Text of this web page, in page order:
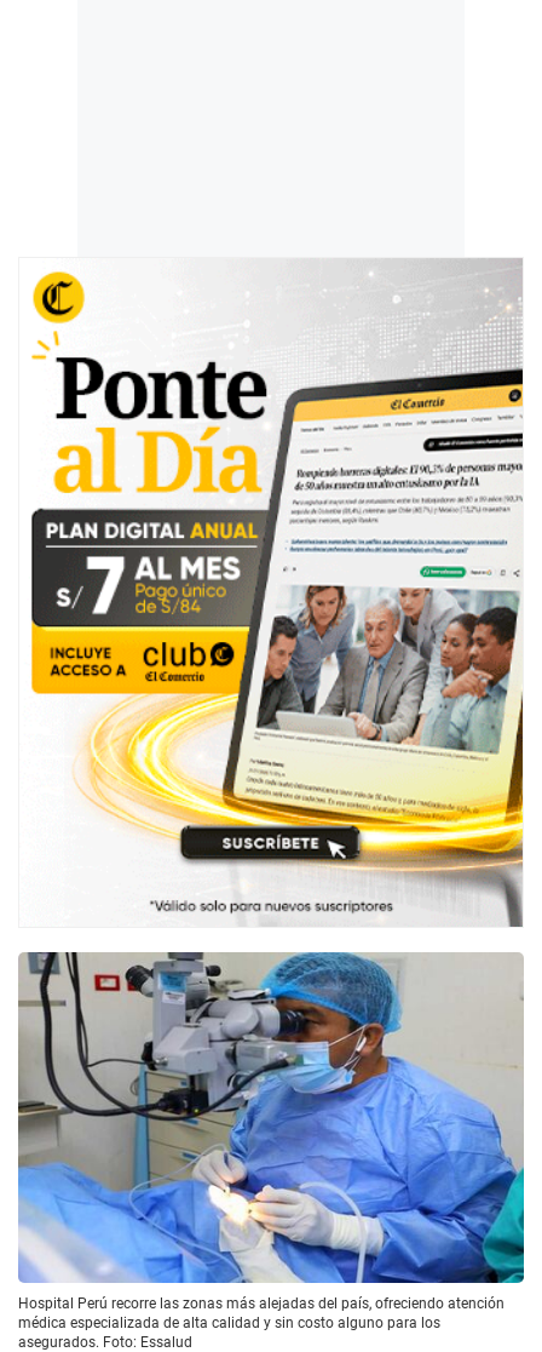
Hospital Perú recorre las zonas más alejadas del país, ofreciendo atención
médica especializada de alta calidad y sin costo alguno para los
asegurados. Foto: Essalud